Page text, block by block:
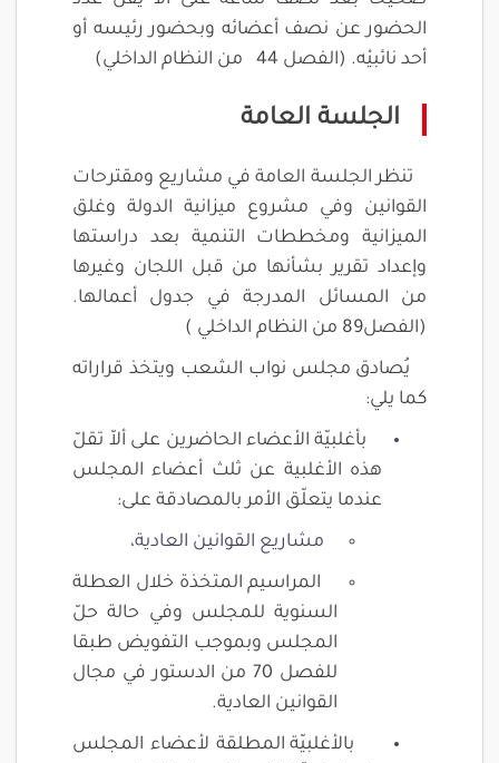
الحضور عن نصف أعضائه وبحضور رئيسه أو
أحد نائبيْه. (الفصل 44 من النظام الداخلي)
الجلسة العامة
تنظر الجلسة العامة في مشاريع ومقترحات
القوانين وفي مشروع ميزانية الدولة وغلق
الميزانية ومخططات التنمية بعد دراستها
وإعداد تقرير بشأنها من قبل اللجان وغيرها
من المسائل المدرجة في جدول أعمالها.
(الفصل89 من النظام الداخلي )
يُصادق مجلس نواب الشعب ويتخذ قراراته
كما يلي:
بأغلبيّة الأعضاء الحاضرين على ألاّ تقلّ
هذه الأغلبية عن ثلث أعضاء المجلس
عندما يتعلّق الأمر بالمصادقة على:
مشاريع القوانين العادية،
المراسيم المتخذة خلال العطلة
السنوية للمجلس وفي حالة حلّ
المجلس وبموجب التفويض طبقا
للفصل 70 من الدستور في مجال
القوانين العادية.
بالأغلبيّة المطلقة لأعضاء المجلس